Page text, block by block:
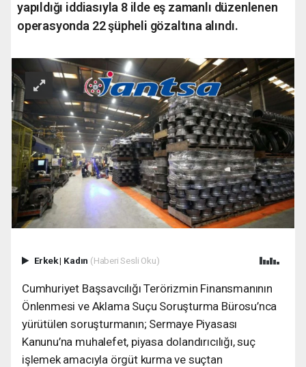
yapıldığı iddiasıyla 8 ilde eş zamanlı düzenlenen
operasyonda 22 şüpheli gözaltına alındı.
Erkek| Kadın (Haberi Sesli Oku)
Cumhuriyet Başsavcılığı Terörizmin Finansmanının
Önlenmesi ve Aklama Suçu Soruşturma Bürosu’nca
yürütülen soruşturmanın; Sermaye Piyasası
Kanunu’na muhalefet, piyasa dolandırıcılığı, suç
işlemek amacıyla örgüt kurma ve suçtan